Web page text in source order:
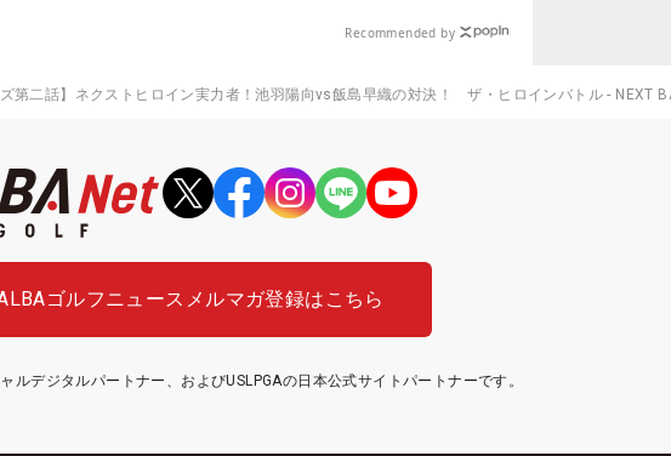
Recommended by
ズ第二話】ネクストヒロイン実力者！池羽陽向vs飯島早織の対決！ ザ・ヒロインバトル - NEXT
ゴルフニュース メルマガ登録はこちら
ルデジタルパートナー、およびUSLPGAの日本公式サイトパートナーです。